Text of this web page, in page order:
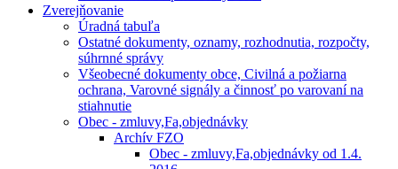
Zverejňovanie
Úradná tabuľa
Ostatné dokumenty, oznamy, rozhodnutia, rozpočty,
súhrnné správy
Všeobecné dokumenty obce, Civilná a požiarna
ochrana, Varovné signály a činnosť po varovaní na
stiahnutie
Obec - zmluvy,Fa,objednávky
Archív FZO
Obec - zmluvy,Fa,objednávky od 1.4.